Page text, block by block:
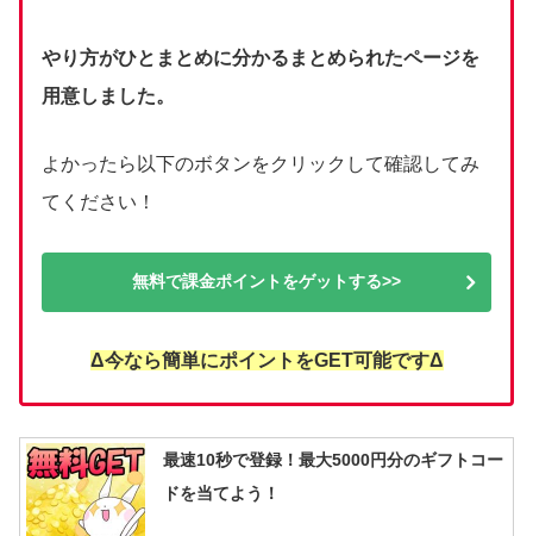
やり方がひとまとめに分かるまとめられたページを
用意しました。
よかったら以下のボタンをクリックして確認してみ
てください！
無料で課金ポイントをゲットする>>
Δ今なら簡単にポイントをGET可能ですΔ
最速10秒で登録！最大5000円分のギフトコー
ドを当てよう！